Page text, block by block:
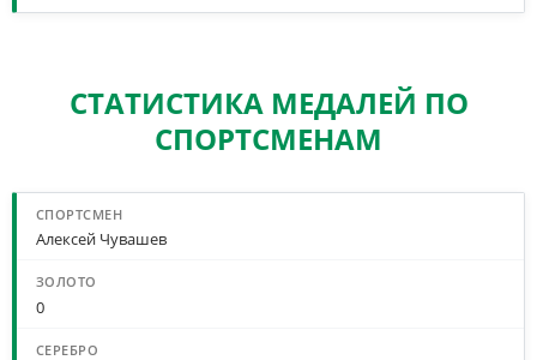
СТАТИСТИКА МЕДАЛЕЙ ПО
СПОРТСМЕНАМ
Алексей Чувашев
0